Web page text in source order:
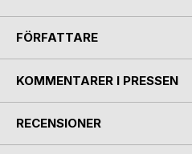
FÖRFATTARE
KOMMENTARER I PRESSEN
RECENSIONER